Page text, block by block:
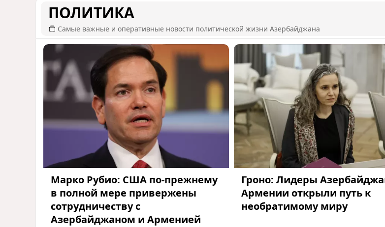
ПОЛИТИКА
Самые важные и оперативные новости политической жизни Азербайджана
Марко Рубио: США по-прежнему
в полной мере привержены
сотрудничеству с
Азербайджаном и Арменией
Гроно: Лидеры
Армении открыли путь к
необратимому миру